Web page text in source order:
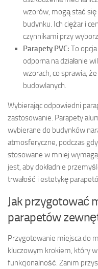
wzorów, mogą stać
budynku. Ich ciężar i
czynnikami przy
Parapety PVC: To
odporna na działanie
wzorach, co sprawia,
budowlanych.
Wybierając odpowiedni
zastosowanie. Parapety
wybierane do budynków
atmosferyczne, podczas
stosowane w mniej
jest, aby dokładnie
trwałość i estetykę
Jak przygotować
parapetów
Przygotowanie miejsca do
kluczowym krokiem, który
funkcjonalność. Zanim